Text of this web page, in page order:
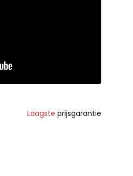
Laagste prijsgarantie